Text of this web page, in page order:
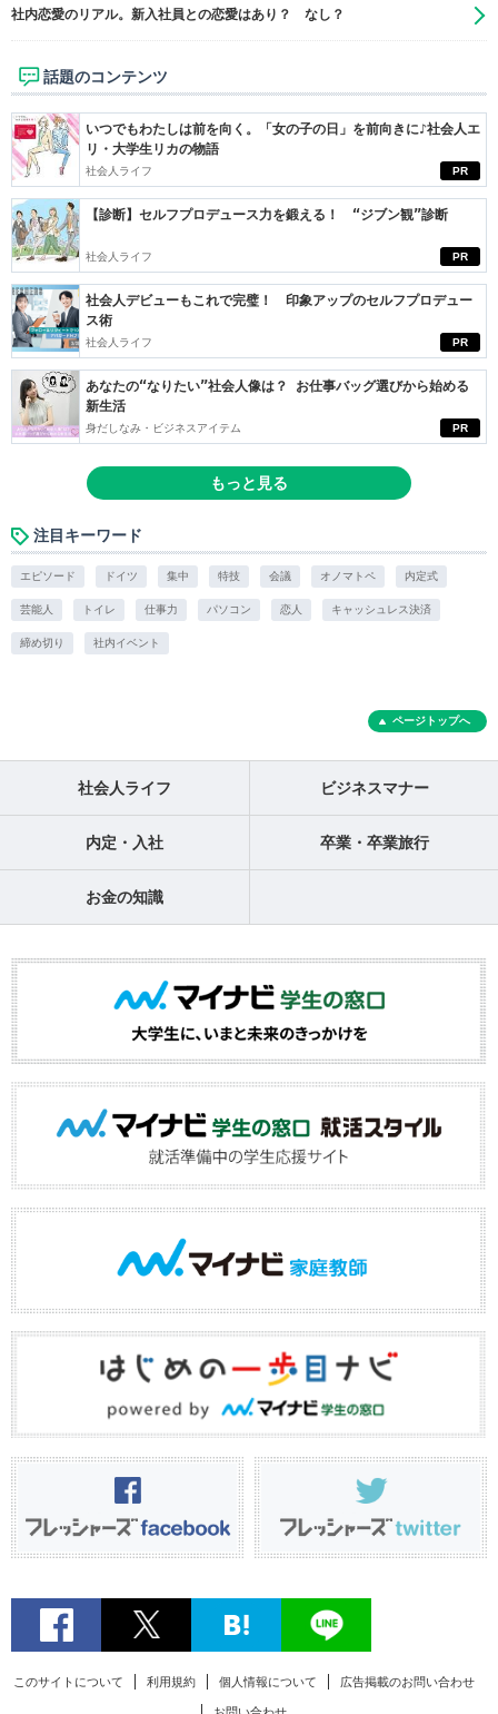
社内恋愛のリアル。新入社員との恋愛はあり？ なし？
話題のコンテンツ
PR
いつでもわたしは前を向く。「女の子の日」を前向きに♪社会人エ
リ・大学生リカの物語
社会人ライフ
PR
【診断】セルフプロデュース力を鍛える！ “ジブン観”診断
社会人ライフ
PR
社会人デビューもこれで完璧！ 印象アップのセルフプロデュー
ス術
社会人ライフ
PR
あなたの“なりたい”社会人像は？ お仕事バッグ選びから始める
新生活
身だしなみ・ビジネスアイテム
もっと見る
注目キーワード
エピソード ドイツ 集中 特技 会議 オノマトペ 内定式
芸能人 トイレ 仕事力 パソコン 恋人 キャッシュレス決済
締め切り 社内イベント
ページトップへ
社会人ライフ ビジネスマナー
内定・入社 卒業・卒業旅行
お金の知識
このサイトについて 利用規約 個人情報について 広告掲載のお問い合わせ
お問い合わせ